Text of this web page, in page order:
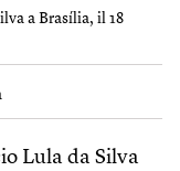
a Brasília, il 18
Lula da Silva